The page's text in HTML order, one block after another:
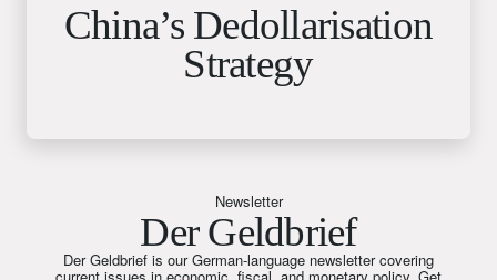
China’s Dedollarisation
Strategy
Newsletter
Der Geldbrief
Der Geldbrief is our German-language newsletter covering